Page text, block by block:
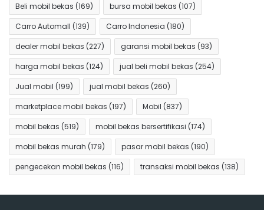
Beli mobil bekas (169) bursa mobil bekas (107)
Carro Automall (139) Carro Indonesia (180)
dealer mobil bekas (227) garansi mobil bekas (93)
harga mobil bekas (124) jual beli mobil bekas (254)
Jual mobil (199) jual mobil bekas (260)
marketplace mobil bekas (197) Mobil (837)
mobil bekas (519) mobil bekas bersertifikasi (174)
mobil bekas murah (179) pasar mobil bekas (190)
pengecekan mobil bekas (116) transaksi mobil bekas (138)